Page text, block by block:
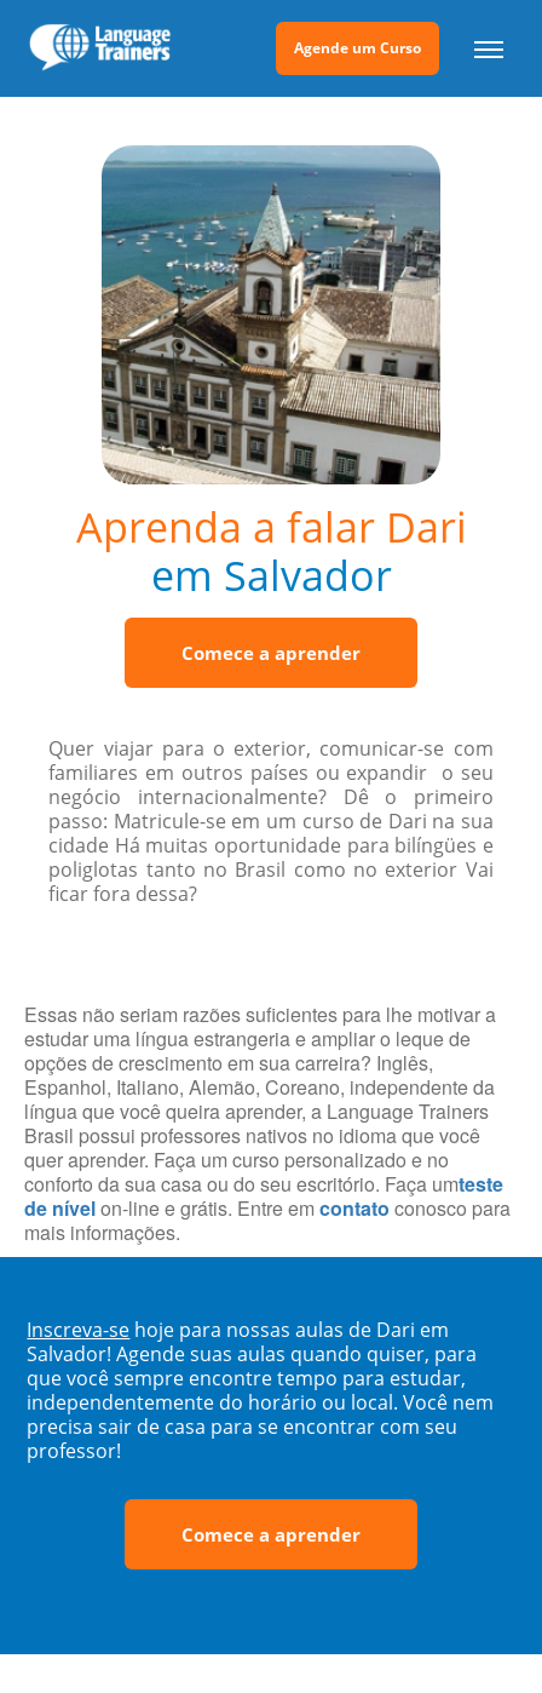
Agende um Curso
Aprenda a falar Dari
em Salvador
Comece a aprender
Quer viajar para o exterior, comunicar-se com
familiares em outros países ou expandir o seu
negócio internacionalmente? Dê o primeiro
passo: Matricule-se em um curso de Dari na sua
cidade Há muitas oportunidade para bilíngües e
poliglotas tanto no Brasil como no exterior Vai
ficar fora dessa?
Essas não seriam razões suficientes para lhe motivar a
estudar uma língua estrangeria e ampliar o leque de
opções de crescimento em sua carreira? Inglês,
Espanhol, Italiano, Alemão, Coreano, independente da
língua que você queira aprender, a Language Trainers
Brasil possui professores nativos no idioma que você
quer aprender. Faça um curso personalizado e no
conforto da sua casa ou do seu escritório. Faça umteste
de nívelon-line e grátis. Entre em contato conosco para
mais informações.
Inscreva-se hoje para nossas aulas de Dari em
Salvador! Agende suas aulas quando quiser, para
que você sempre encontre tempo para estudar,
independentemente do horário ou local. Você nem
precisa sair de casa para se encontrar com seu
professor!
Comece a aprender